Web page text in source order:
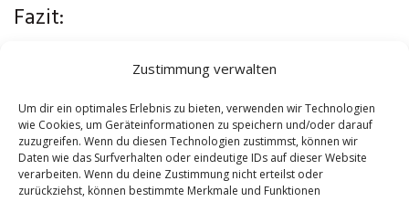
Zustimmung verwalten
Um dir ein optimales Erlebnis zu bieten, verwenden wir Technologien
wie Cookies, um Geräteinformationen zu speichern und/oder darauf
zuzugreifen. Wenn du diesen Technologien zustimmst, können wir
Daten wie das Surfverhalten oder eindeutige IDs auf dieser Website
verarbeiten. Wenn du deine Zustimmung nicht erteilst oder
zurückziehst, können bestimmte Merkmale und Funktionen
Fazit:
Autovermietung Burgau|Sicherheitsdienst
Burgau |Hauskauf Burgau|Hundeschule
Burgau|Schamane Burgau
Contents [show]